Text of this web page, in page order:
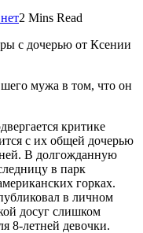
2 Mins Read
мужа в том, что он
критике
с их общей дочерью
В долгожданную
в парк
горках.
в личном
досуг слишком
8-летней девочки.